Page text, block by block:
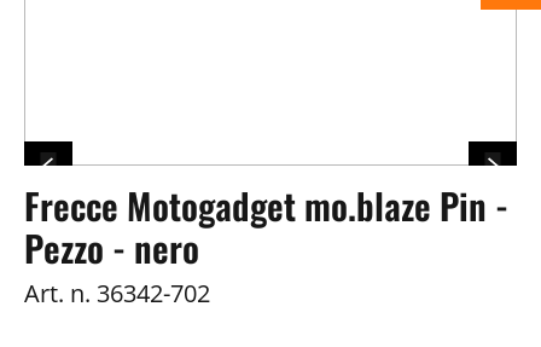
Frecce Motogadget mo.blaze Pin -
Pezzo - nero
Art. n. 36342-702